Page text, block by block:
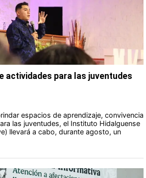
actividades para las juventudes
espacios de aprendizaje, convivencia
las juventudes, el Instituto Hidalguense
llevará a cabo, durante agosto, un